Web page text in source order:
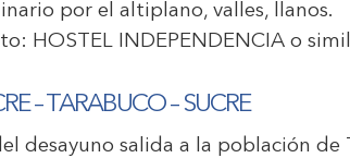
por el altiplano, valles, llanos.
HOSTEL INDEPENDENCIA o
– TARABUCO – SUCRE
desayuno salida a la población de